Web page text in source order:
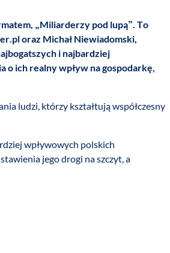
„Miliarderzy pod lupą”. To
oraz Michał Niewiadomski,
i najbardziej
ich realny wpływ na gospodarkę,
ludzi, którzy kształtują współczesny
wpływowych polskich
jego drogi na szczyt, a